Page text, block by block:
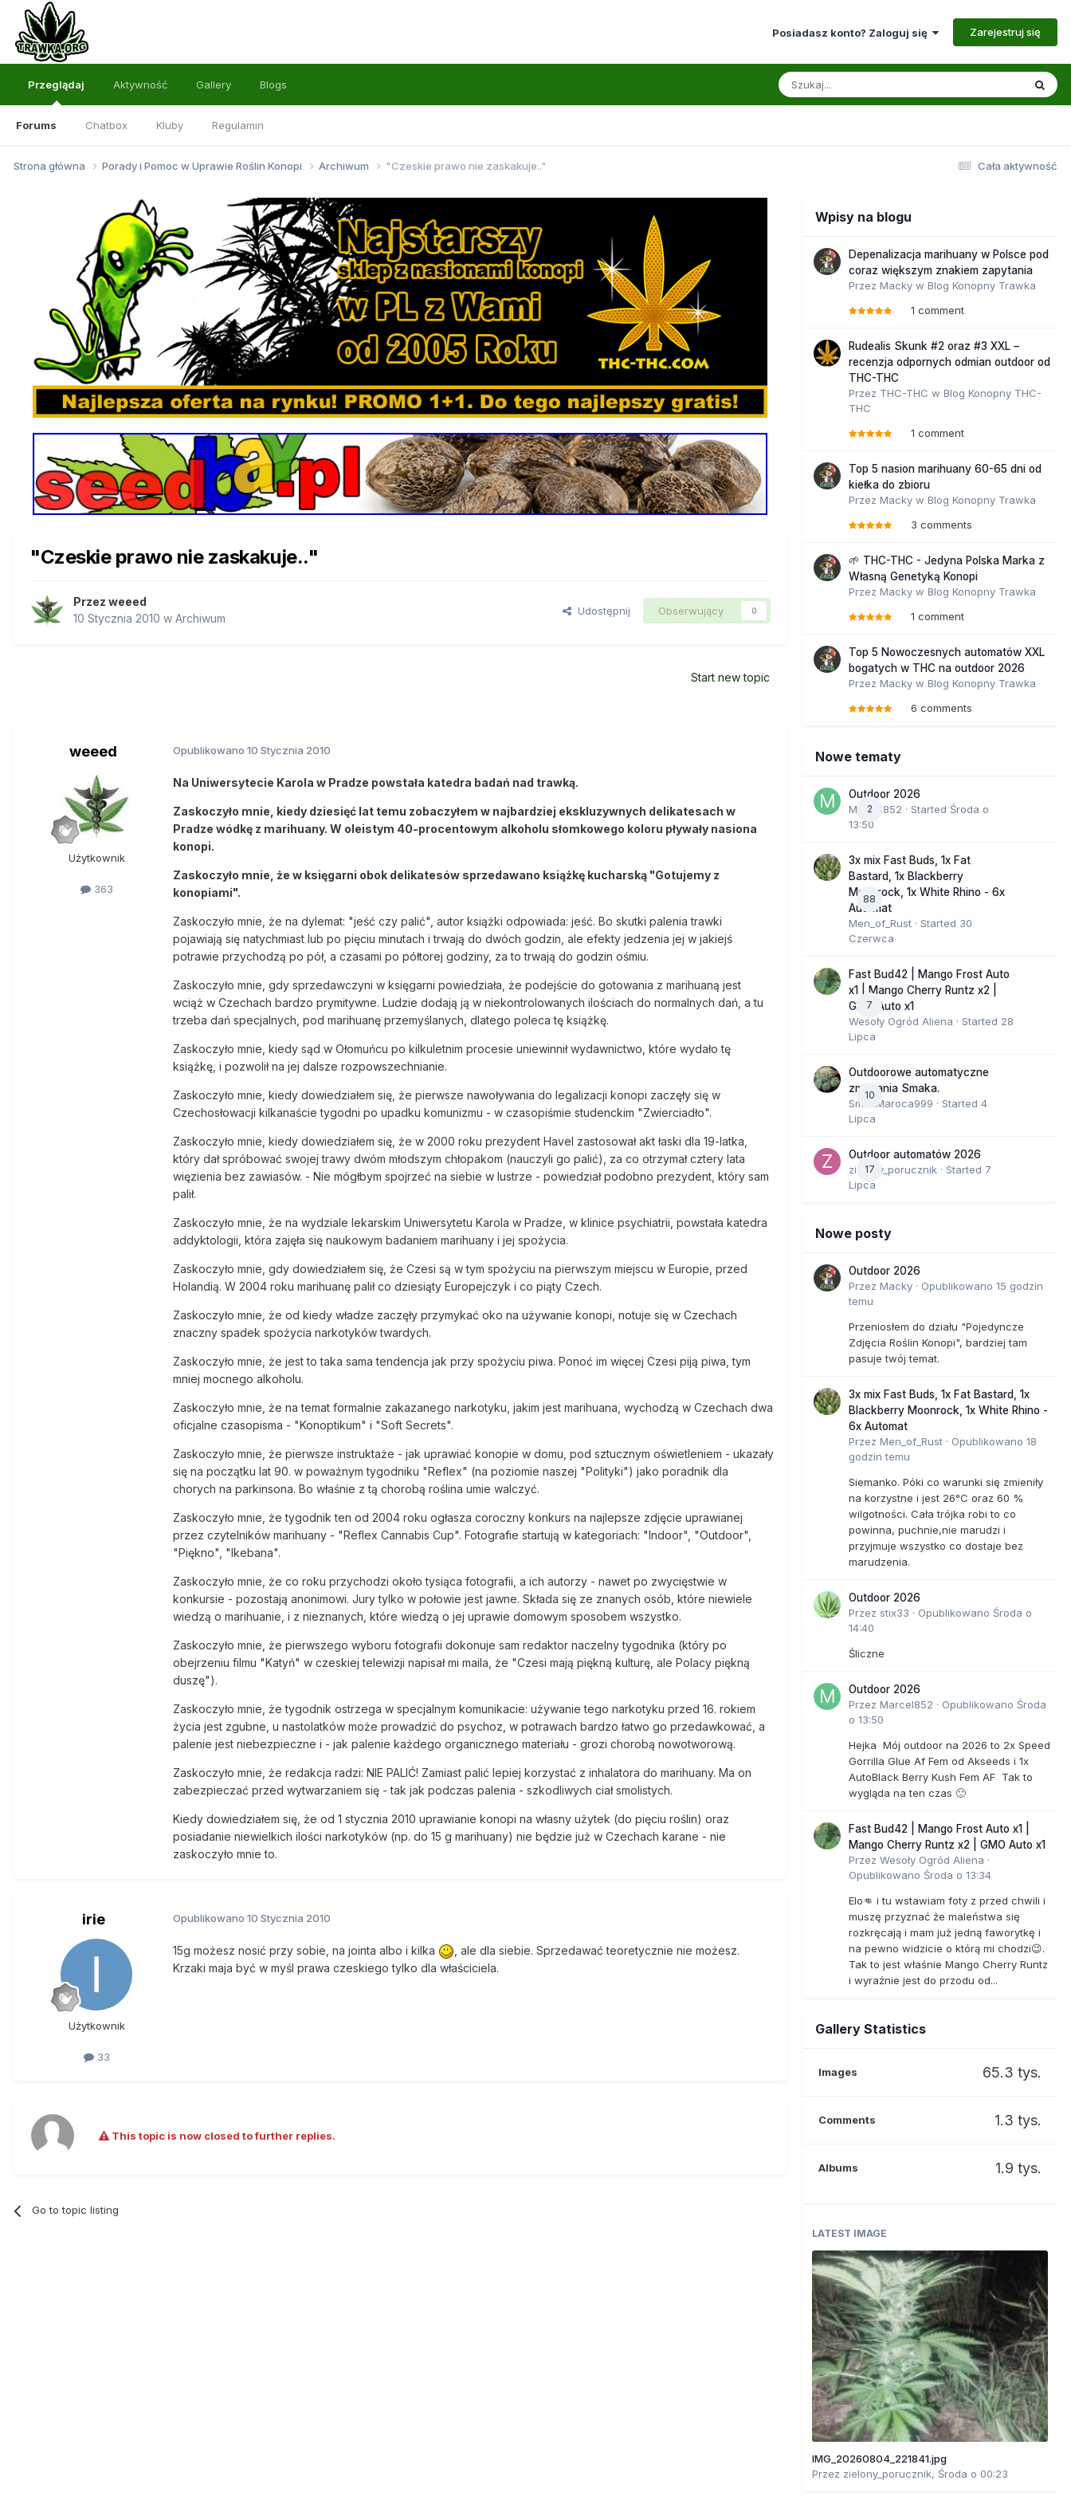
Posiadasz konto? Zaloguj się Zarejestruj się
Przeglądaj
Forums Chatbox Kluby Regulamin
Aktywność Gallery Blogs
Cała aktywność
Strona główna Porady i Pomoc w Uprawie Roślin Konopi Archiwum "Czeskie prawo nie zaskakuje.."
"Czeskie prawo nie zaskakuje.."
Przez weeed
10 Stycznia 2010 w Archiwum
Udostępnij Obserwujący 0
Start new topic
weeed
Użytkownik
363
Opublikowano 10 Stycznia 2010
Na Uniwersytecie Karola w Pradze powstała katedra badań nad trawką.
Zaskoczyło mnie, kiedy dziesięć lat temu zobaczyłem w najbardziej ekskluzywnych delikatesach w
Pradze wódkę z marihuany. W oleistym 40-procentowym alkoholu słomkowego koloru pływały nasiona
konopi.
Zaskoczyło mnie, że w księgarni obok delikatesów sprzedawano książkę kucharską "Gotujemy z
konopiami".
Zaskoczyło mnie, że na dylemat: "jeść czy palić", autor książki odpowiada: jeść. Bo skutki palenia trawki
pojawiają się natychmiast lub po pięciu minutach i trwają do dwóch godzin, ale efekty jedzenia jej w jakiejś
potrawie przychodzą po pół, a czasami po półtorej godziny, za to trwają do godzin ośmiu.
Zaskoczyło mnie, gdy sprzedawczyni w księgarni powiedziała, że podejście do gotowania z marihuaną jest
wciąż w Czechach bardzo prymitywne. Ludzie dodają ją w niekontrolowanych ilościach do normalnych dań, a tu
trzeba dań specjalnych, pod marihuanę przemyślanych, dlatego poleca tę książkę.
Zaskoczyło mnie, kiedy sąd w Ołomuńcu po kilkuletnim procesie uniewinnił wydawnictwo, które wydało tę
książkę, i pozwolił na jej dalsze rozpowszechnianie.
Zaskoczyło mnie, kiedy dowiedziałem się, że pierwsze nawoływania do legalizacji konopi zaczęły się w
Czechosłowacji kilkanaście tygodni po upadku komunizmu - w czasopiśmie studenckim "Zwierciadło".
Zaskoczyło mnie, kiedy dowiedziałem się, że w 2000 roku prezydent Havel zastosował akt łaski dla 19-latka,
który dał spróbować swojej trawy dwóm młodszym chłopakom (nauczyli go palić), za co otrzymał cztery lata
więzienia bez zawiasów. - Nie mógłbym spojrzeć na siebie w lustrze - powiedział podobno prezydent, który sam
palił.
Zaskoczyło mnie, że na wydziale lekarskim Uniwersytetu Karola w Pradze, w klinice psychiatrii, powstała katedra
addyktologii, która zajęła się naukowym badaniem marihuany i jej spożycia.
Zaskoczyło mnie, gdy dowiedziałem się, że Czesi są w tym spożyciu na pierwszym miejscu w Europie, przed
Holandią. W 2004 roku marihuanę palił co dziesiąty Europejczyk i co piąty Czech.
Zaskoczyło mnie, że od kiedy władze zaczęły przymykać oko na używanie konopi, notuje się w Czechach
znaczny spadek spożycia narkotyków twardych.
Zaskoczyło mnie, że jest to taka sama tendencja jak przy spożyciu piwa. Ponoć im więcej Czesi piją piwa, tym
mniej mocnego alkoholu.
Zaskoczyło mnie, że na temat formalnie zakazanego narkotyku, jakim jest marihuana, wychodzą w Czechach dwa
oficjalne czasopisma - "Konoptikum" i "Soft Secrets".
Zaskoczyło mnie, że pierwsze instruktaże - jak uprawiać konopie w domu, pod sztucznym oświetleniem - ukazały
się na początku lat 90. w poważnym tygodniku "Reflex" (na poziomie naszej "Polityki") jako poradnik dla
chorych na parkinsona. Bo właśnie z tą chorobą roślina umie walczyć.
Zaskoczyło mnie, że tygodnik ten od 2004 roku ogłasza coroczny konkurs na najlepsze zdjęcie uprawianej
przez czytelników marihuany - "Reflex Cannabis Cup". Fotografie startują w kategoriach: "Indoor", "Outdoor",
"Piękno", "Ikebana".
Zaskoczyło mnie, że co roku przychodzi około tysiąca fotografii, a ich autorzy - nawet po zwycięstwie w
konkursie - pozostają anonimowi. Jury tylko w połowie jest jawne. Składa się ze znanych osób, które niewiele
wiedzą o marihuanie, i z nieznanych, które wiedzą o jej uprawie domowym sposobem wszystko.
Zaskoczyło mnie, że pierwszego wyboru fotografii dokonuje sam redaktor naczelny tygodnika (który po
obejrzeniu filmu "Katyń" w czeskiej telewizji napisał mi maila, że "Czesi mają piękną kulturę, ale Polacy piękną
duszę").
Zaskoczyło mnie, że tygodnik ostrzega w specjalnym komunikacie: używanie tego narkotyku przed 16. rokiem
życia jest zgubne, u nastolatków może prowadzić do psychoz, w potrawach bardzo łatwo go przedawkować, a
palenie jest niebezpieczne i - jak palenie każdego organicznego materiału - grozi chorobą nowotworową.
Zaskoczyło mnie, że redakcja radzi: NIE PALIĆ! Zamiast palić lepiej korzystać z inhalatora do marihuany. Ma on
zabezpieczać przed wytwarzaniem się - tak jak podczas palenia - szkodliwych ciał smolistych.
Kiedy dowiedziałem się, że od 1 stycznia 2010 uprawianie konopi na własny użytek (do pięciu roślin) oraz
posiadanie niewielkich ilości narkotyków (np. do 15 g marihuany) nie będzie już w Czechach karane - nie
zaskoczyło mnie to.
irie
Użytkownik
33
Opublikowano 10 Stycznia 2010
15g możesz nosić przy sobie, na jointa albo i kilka
, ale dla siebie. Sprzedawać teoretycznie nie możesz.
Krzaki maja być w myśl prawa czeskiego tylko dla właściciela.
This topic is now closed to further replies.
Go to topic listing
Wpisy na blogu
Depenalizacja marihuany w Polsce pod
coraz większym znakiem zapytania
Przez Macky w Blog Konopny Trawka
1 comment
Rudealis Skunk #2 oraz #3 XXL –
recenzja odpornych odmian outdoor od
THC-THC
Przez THC-THC w Blog Konopny THC-
THC
1 comment
Top 5 nasion marihuany 60-65 dni od
kiełka do zbioru
Przez Macky w Blog Konopny Trawka
3 comments
🌱 THC-THC - Jedyna Polska Marka z
Własną Genetyką Konopi
Przez Macky w Blog Konopny Trawka
1 comment
Top 5 Nowoczesnych automatów XXL
bogatych w THC na outdoor 2026
Przez Macky w Blog Konopny Trawka
6 comments
Nowe tematy
2
Outdoor 2026
Marcel852 · Started Środa o
13:50
88
3x mix Fast Buds, 1x Fat
Bastard, 1x Blackberry
Moonrock, 1x White Rhino - 6x
Automat
Men_of_Rust · Started 30
Czerwca
7
Fast Bud42 | Mango Frost Auto
x1 | Mango Cherry Runtz x2 |
GMO Auto x1
Wesoły Ogród Aliena · Started 28
Lipca
10
Outdoorowe automatyczne
zmagania Smaka.
SmakMaroca999 · Started 4
Lipca
17
Outdoor automatów 2026
zielony_porucznik · Started 7
Lipca
Nowe posty
Outdoor 2026
Przez Macky · Opublikowano 15 godzin
temu
Przeniosłem do działu "Pojedyncze
Zdjęcia Roślin Konopi", bardziej tam
pasuje twój temat.
3x mix Fast Buds, 1x Fat Bastard, 1x
Blackberry Moonrock, 1x White Rhino -
6x Automat
Przez Men_of_Rust · Opublikowano 18
godzin temu
Siemanko. Póki co warunki się zmieniły
na korzystne i jest 26°C oraz 60 %
wilgotności. Cała trójka robi to co
powinna, puchnie,nie marudzi i
przyjmuje wszystko co dostaje bez
marudzenia.
Outdoor 2026
Przez stix33 · Opublikowano Środa o
14:40
Śliczne
Outdoor 2026
Przez Marcel852 · Opublikowano Środa
o 13:50
Hejka Mój outdoor na 2026 to 2x Speed
Gorrilla Glue Af Fem od Akseeds i 1x
AutoBlack Berry Kush Fem AF Tak to
wygląda na ten czas 🙂
Fast Bud42 | Mango Frost Auto x1 |
Mango Cherry Runtz x2 | GMO Auto x1
Przez Wesoły Ogród Aliena ·
Opublikowano Środa o 13:34
Elo👊 i tu wstawiam foty z przed chwili i
muszę przyznać że maleństwa się
rozkręcają i mam już jedną faworytkę i
na pewno widzicie o którą mi chodzi😉.
Tak to jest właśnie Mango Cherry Runtz
i wyraźnie jest do przodu od...
Gallery Statistics
Images 65.3 tys.
Comments 1.3 tys.
Albums 1.9 tys.
LATEST IMAGE
IMG_20260804_221841.jpg
Przez zielony_porucznik, Środa o 00:23